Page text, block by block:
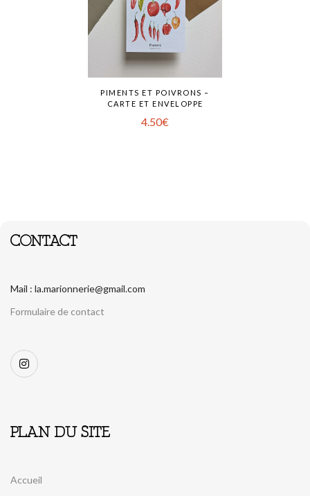
PIMENTS ET POIVRONS –
CARTE ET ENVELOPPE
4.50€
CONTACT
Mail : la.marionnerie@gmail.com
Formulaire de contact
PLAN DU SITE
Accueil